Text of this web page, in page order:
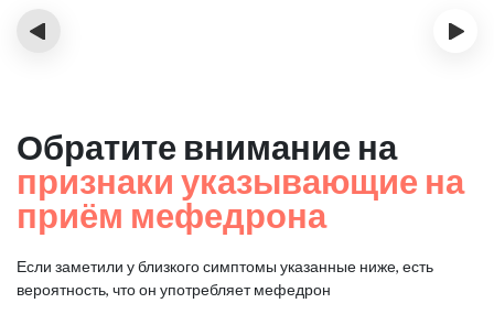
‹ ›
Обратите внимание на
признаки указывающие на
приём мефедрона
Если заметили у близкого симптомы указанные ниже, есть
вероятность, что он употребляет мефедрон